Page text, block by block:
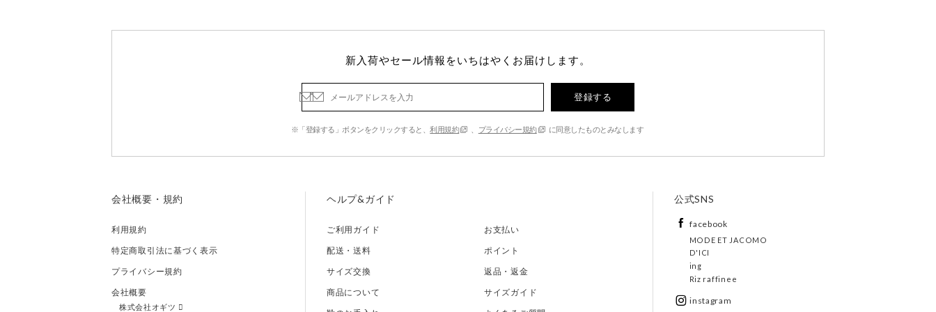
新入荷やセール情報をいちはやくお届けします。
登録する
※「登録する」ボタンをクリックすると、利用規約 プライバシー規約 に同意したものとみなします
会社概要・規約
利用規約
特定商取引法に基づく表示
プライバシー規約
会社概要
株式会社オギツ
ヘルプ&ガイド
ご利用ガイド
お支払い
配送・送料
ポイント
サイズ交換
返品・返金
商品について
サイズガイド
公式SNS
facebook
MODE ET JACOMO
D'ICI
ing
Riz raffinee
instagram